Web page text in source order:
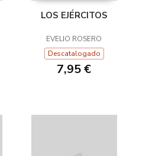
LOS EJÉRCITOS
EVELIO ROSERO
Descatalogado
7,95 €